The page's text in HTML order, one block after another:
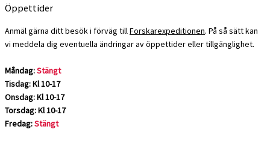
Öppettider
Anmäl gärna ditt besök i förväg tillForskarexpeditionen. På så sätt kan
vi meddela dig eventuella ändringar av öppettider eller tillgänglighet.
Måndag:Stängt
Tisdag: Kl 10-17
Onsdag: Kl 10-17
Torsdag: Kl 10-17
Fredag:Stängt